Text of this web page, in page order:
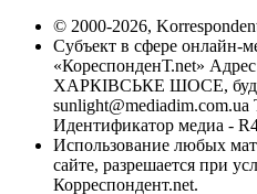
© 2000-2026,
Субъект в сфере онлайн-
«КореспонденТ.net»
ХАРКІВСЬКЕ ШОСЕ,
sunlight@mediadim.com.ua
Идентификатор медиа -
Использование любых
сайте, разрешается при
Корреспондент.net.